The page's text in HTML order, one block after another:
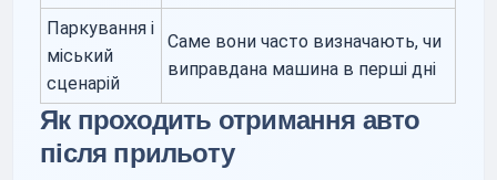
Паркування і
міський
сценарій
Саме вони часто визначають, чи
виправдана машина в перші дні
Як проходить отримання авто
після прильоту